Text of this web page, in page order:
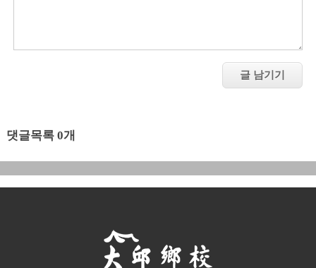
댓글목록 0개